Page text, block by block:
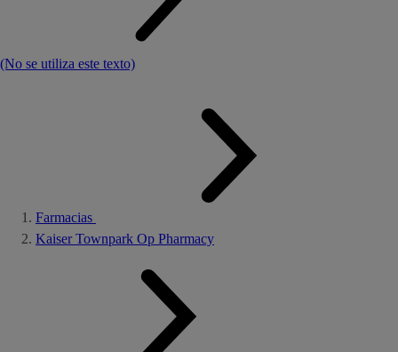
(No se utiliza este texto)
Farmacias
Kaiser Townpark Op Pharmacy